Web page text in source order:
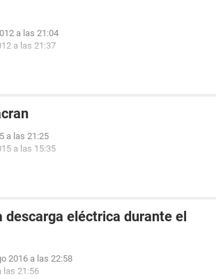
a las 21:04
a las 21:37
a las 21:25
a las 15:35
descarga eléctrica durante el
2016 a las 22:58
las 21:56